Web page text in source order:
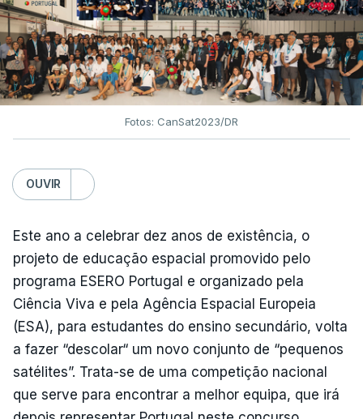
Fotos: CanSat2023/DR
OUVIR
Este ano a celebrar dez anos de existência, o
projeto de educação espacial promovido pelo
programa ESERO Portugal e organizado pela
Ciência Viva e pela Agência Espacial Europeia
(ESA), para estudantes do ensino secundário, volta
a fazer “descolar“ um novo conjunto de “pequenos
satélites”. Trata-se de uma competição nacional
que serve para encontrar a melhor equipa, que irá